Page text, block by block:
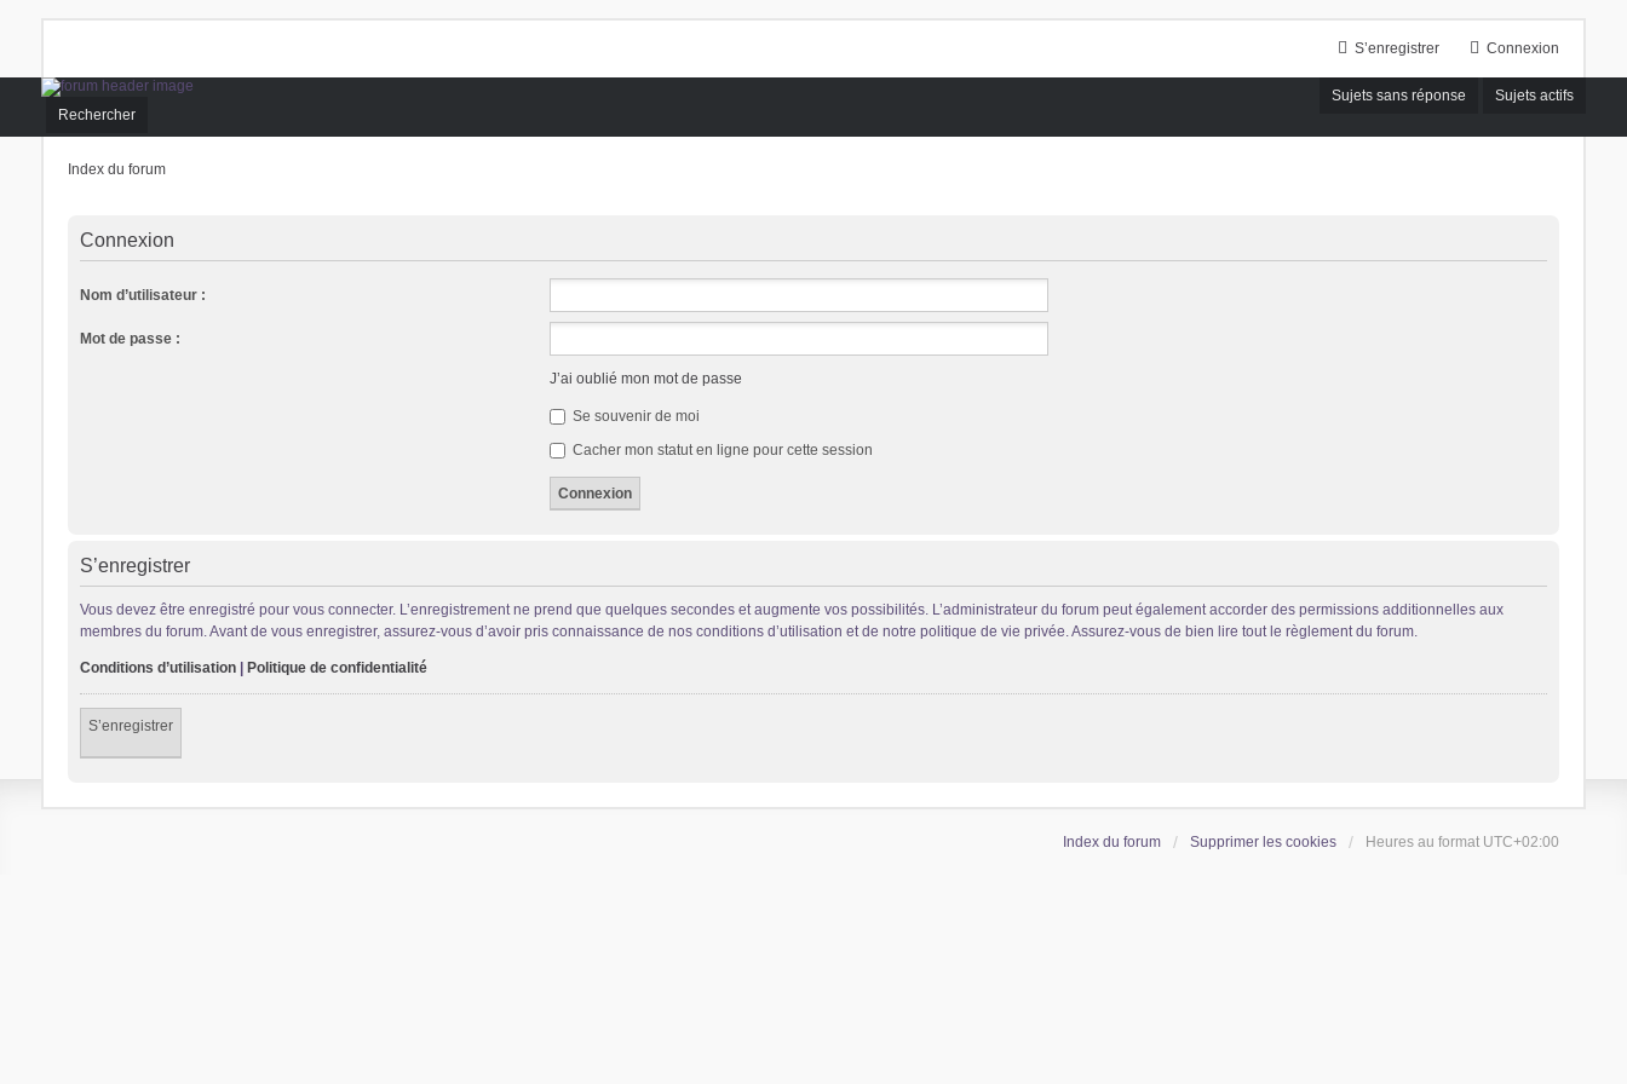
Connexion
S’enregistrer
Sujets sans réponse Sujets actifs
Forum d'information sur les transidentités masculines FtM/FtX/Ft*
Rechercher
Index du forum
Connexion
Nom d’utilisateur :
Mot de passe :
J’ai oublié mon mot de passe
Se souvenir de moi
Cacher mon statut en ligne pour cette session
S’enregistrer
Vous devez être enregistré pour vous connecter. L’enregistrement ne prend que quelques secondes et augmente vos possibilités. L’administrateur du forum peut également accorder des permissions additionnelles aux
membres du forum. Avant de vous enregistrer, assurez-vous d’avoir pris connaissance de nos conditions d’utilisation et de notre politique de vie privée. Assurez-vous de bien lire tout le règlement du forum.
Conditions d’utilisation| Politique de confidentialité
S’enregistrer
Index du forum Supprimer les cookies Heures au format UTC+02:00